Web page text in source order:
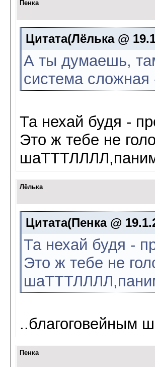
Пенка
Цитата(Лёлька @
А ты думаешь,
система
Та нехай будя -
Это ж тебе не
Лёлька
Цитата(Пенка @
Та нехай будя -
Это ж тебе не
..благоговейным
Пенка